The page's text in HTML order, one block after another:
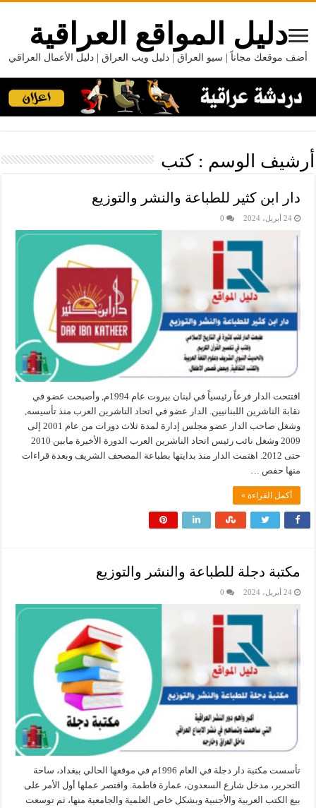
دليل المواقع العراقية
أضف موقعك مجاناً | سيو العراق | دليل ويب العراق | دليل الأعمال العراقي
أرشيف الوسم :كتب
دار ابن كثير للطباعة والنشر والتوزيع
24 أبريل، 2024 0
افتتحت الدار فرعاً رئيسياً في لبنان بيروت عام 1994م, وأصبحت عضو في
نقابة الناشرين اللبنانيين. الدار عضو في اتحاد الناشرين العرب منذ تأسيسه,
وشغل صاحب الدار عضو مجلس إدارة لمدة ثلاث دورات من عام 2001 إلى
2009 وشغل نائب رئيس اتحاد الناشرين العرب الدورة الأخيرة مابين 2010
حتى 2012. اهتمت الدار منذ بدايتها بطباعة المصحف الشريف وبعدة قراءات
منها حفص …
أكمل القراءة »
24 أبريل، 2024 0
تأسست مكتبة دار دجلة في العام 1996م في موقعها الحالي ببغداد، ساحة
التحرير، مدخل شارع السعدون، عمارة فاطمة. واقتصر عملها أول الأمر على
بيع الكتب العربية والأجنبية وبشكل خاص العلمية والجامعية منها، ثم توسعت